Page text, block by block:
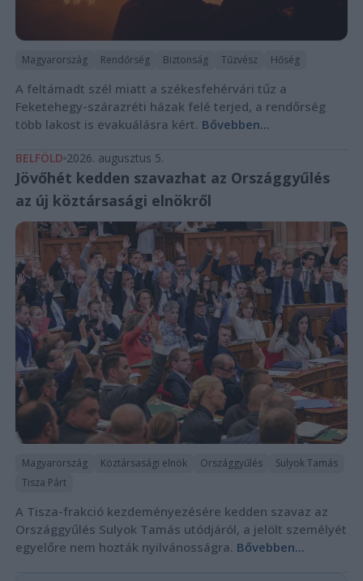
Magyarország Rendőrség Biztonság Tűzvész Hőség
A feltámadt szél miatt a székesfehérvári tűz a
Feketehegy-szárazréti házak felé terjed, a rendőrség
több lakost is evakuálásra kért. Bővebben...
BELFÖLD 2026. augusztus 5.
Jövőhét kedden szavazhat az Országgyűlés
az új köztársasági elnökről
Magyarország Köztársasági elnök Országgyűlés
Sulyok Tamás
Tisza Párt
A Tisza-frakció kezdeményezésére kedden szavaz az
Országgyűlés Sulyok Tamás utódjáról, a jelölt személyét
egyelőre nem hozták nyilvánosságra. Bővebben...